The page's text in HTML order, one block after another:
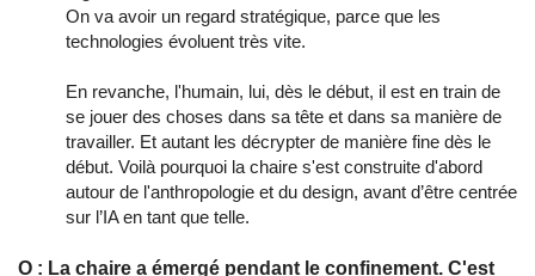
On va avoir un regard stratégique, parce que les
technologies évoluent très vite.
En revanche, l'humain, lui, dès le début, il est en train de
se jouer des choses dans sa tête et dans sa manière de
travailler. Et autant les décrypter de manière fine dès le
début. Voilà pourquoi la chaire s'est construite d'abord
autour de l'anthropologie et du design, avant d’être centrée
sur l’IA en tant que telle.
O : La chaire a émergé pendant le confinement. C'est